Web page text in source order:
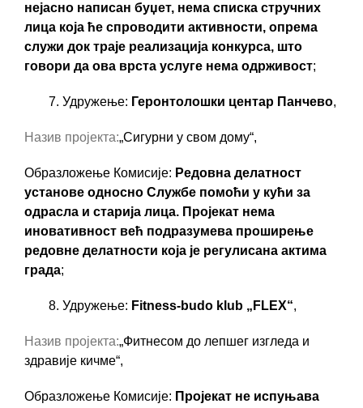
нејасно написан буџет, нема списка стручних
лица која ће спроводити активности, опрема
служи док траје реализација конкурса, што
говори да ова врста услуге нема одрживост;
7. Удружење: Геронтолошки центар Панчево,
Назив пројекта:„Сигурни у свом дому“,
Образложење Комисије: Редовна делатност
установе односно Службе помоћи у кући за
одрасла и старија лица. Пројекат нема
иновативност већ подразумева проширење
редовне делатности која је регулисана актима
града;
8. Удружење: Fitness-budo klub „FLEX“,
Назив пројекта:„Фитнесом до лепшег изгледа и
здравије кичме“,
Образложење Комисије: Пројекат не испуњава